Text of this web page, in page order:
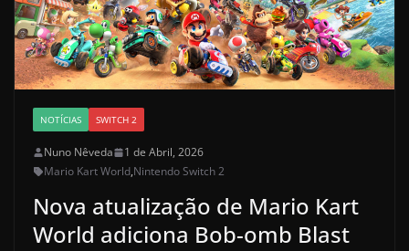
NOTÍCIAS SWITCH 2
Nuno Nêveda
1 de Abril, 2026
Mario Kart World,Nintendo Switch 2
Nova atualização de Mario Kart
World adiciona Bob-omb Blast